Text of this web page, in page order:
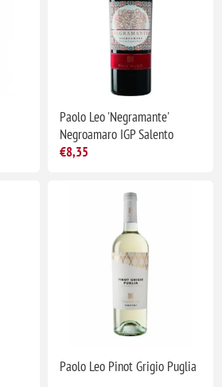
Paolo Leo 'Negramante'
Negroamaro IGP Salento
€8,35
Paolo Leo Pinot Grigio Puglia